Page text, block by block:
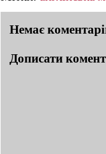
Немає
Дописати